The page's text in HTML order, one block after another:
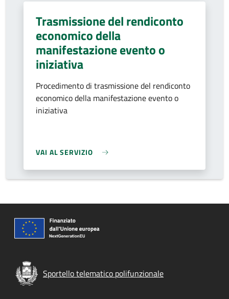
Trasmissione del rendiconto
economico della
manifestazione evento o
iniziativa
Procedimento di trasmissione del rendiconto
economico della manifestazione evento o
iniziativa
VAI AL SERVIZIO
Sportello telematico polifunzionale